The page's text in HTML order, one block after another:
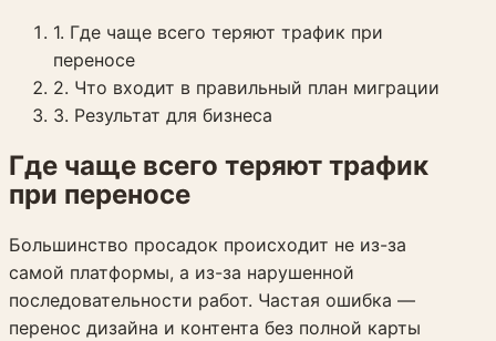
1. Где чаще всего теряют трафик при
переносе
2. Что входит в правильный план миграции
3. Результат для бизнеса
Где чаще всего теряют трафик
при переносе
Большинство просадок происходит не из-за
самой платформы, а из-за нарушенной
последовательности работ. Частая ошибка —
перенос дизайна и контента без полной карты